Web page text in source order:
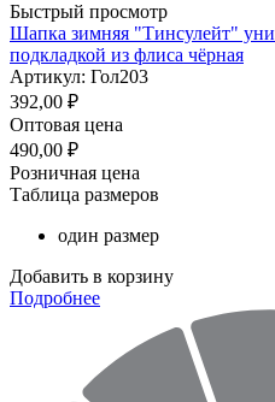
Быстрый просмотр
Шапка зимняя "Тинсулейт"
подкладкой из флиса чёрная
Артикул: Гол203
392,00 ₽
Оптовая цена
490,00 ₽
Розничная цена
Таблица размеров
один размер
Добавить в корзину
Подробнее